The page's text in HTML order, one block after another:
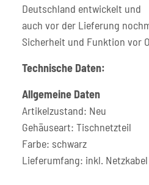
Deutschland entwickelt und
auch vor der Lieferung
Sicherheit und Funktion vor
Technische Daten:
Allgemeine Daten
Artikelzustand: Neu
Gehäuseart: Tischnetzteil
Farbe: schwarz
Lieferumfang: inkl. Netzkabel